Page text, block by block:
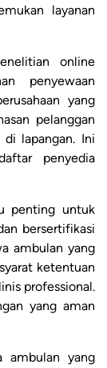
layanan
online
penyewaan
yang
pelanggan
lapangan. Ini
penyedia
penting untuk
bersertifikasi
ambulan yang
ketentuan
professional.
yang aman
ambulan yang